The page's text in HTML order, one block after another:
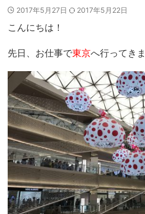
2017年5月27日 2017年5月22日
こんにちは！
先日、お仕事で東京へ行ってきま